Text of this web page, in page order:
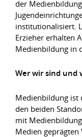
der
institutionalisiert.
Erzieher erhalten
Medienbildung in
Wer wir sind und
Medienbildung ist
den beiden
mit
Medien